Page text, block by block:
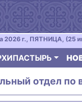
2026 г., ПЯТНИЦА, (25
отдел по